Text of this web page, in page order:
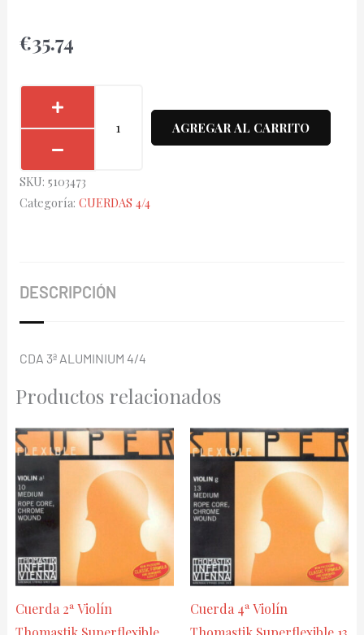
€35.74
4/4
AGREGAR AL CARRITO
SKU: 5103473
Categoría: CUERDAS 4/4
DESCRIPCIÓN
CDA 3ª ALUMINIUM 4/4
Productos relacionados
Cuerda 2ª Violín
Cuerda 4ª Violín